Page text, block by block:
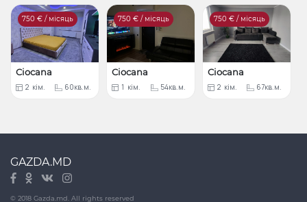
750 € / місяць
Ciocana
2 кім. 60кв.м.
750 € / місяць
Ciocana
1 кім. 54кв.м.
750 € / місяць
Ciocana
2 кім. 67кв.м.
GAZDA.MD
© 2018 Gazda.md. All rights reserved